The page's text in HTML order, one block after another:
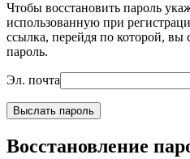
Чтобы восстановить пароль
использованную при
ссылка, перейдя по которой, вы
пароль.
Эл. почта
Выслать пароль
Восстановление